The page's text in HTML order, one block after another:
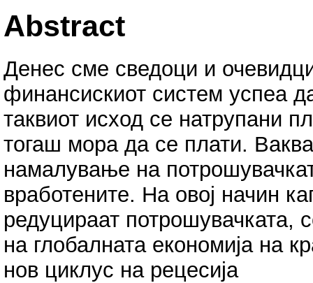
Abstract
Денес сме сведоци и
финансискиот систем успеа
таквиот исход се натрупани
тогаш мора да се плати.
намалување на
вработените. На овој начин
редуцираат потрошувачката,
на глобалната економија на
нов циклус на рецесија